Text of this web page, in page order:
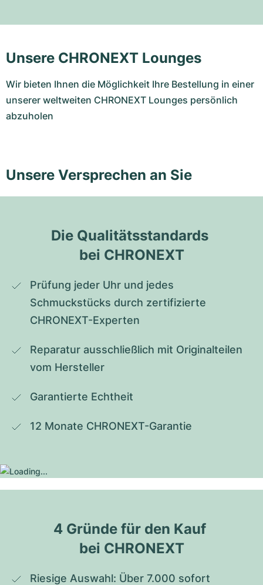
Unsere CHRONEXT Lounges
Wir bieten Ihnen die Möglichkeit Ihre Bestellung in einer
unserer weltweiten CHRONEXT Lounges persönlich
abzuholen
Unsere Versprechen an Sie
Die Qualitätsstandards
bei CHRONEXT
Prüfung jeder Uhr und jedes
Schmuckstücks durch zertifizierte
CHRONEXT-Experten
Reparatur ausschließlich mit Originalteilen
vom Hersteller
Garantierte Echtheit
12 Monate CHRONEXT-Garantie
4 Gründe für den Kauf
bei CHRONEXT
Riesige Auswahl: Über 7.000 sofort